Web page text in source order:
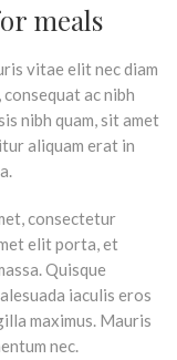
meals
vitae elit nec diam
ac nibh
nibh quam, sit amet
aliquam erat in
consectetur
elit porta, et
Quisque
iaculis eros
maximus. Mauris
nec.